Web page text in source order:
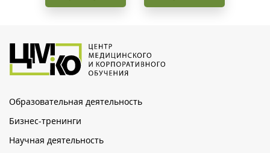
Образовательная деятельность
Бизнес-тренинги
Научная деятельность